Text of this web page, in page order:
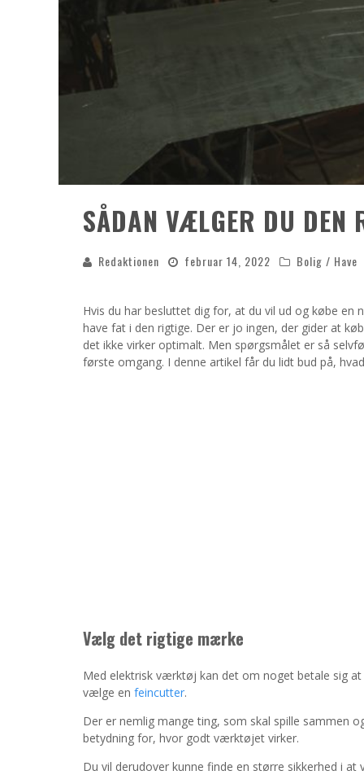
SÅDAN VÆLGER DU DEN
Redaktionen februar 14, 2022 Bolig / Have
Hvis du har besluttet dig for, at du vil ud og købe en
have fat i den rigtige. Der er jo ingen, der gider at
det ikke virker optimalt. Men spørgsmålet er så
første omgang. I denne artikel får du lidt bud på,
Vælg det rigtige mærke
Med elektrisk værktøj kan det om noget betale sig
vælge en feincutter.
Der er nemlig mange ting, som skal spille sammen
betydning for, hvor godt værktøjet virker.
Du vil derudover kunne finde en større sikkerhed i